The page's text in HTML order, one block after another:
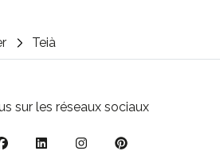
Teià
sur les réseaux sociaux